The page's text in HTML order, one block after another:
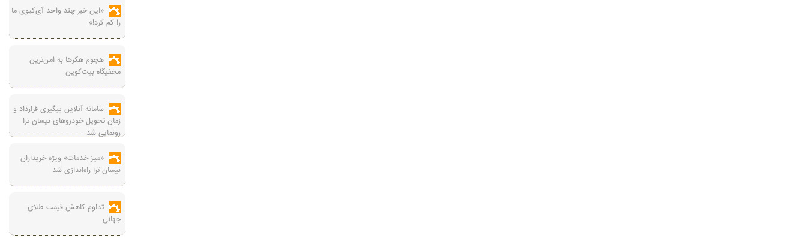
«این خبر چند واحد آی‌کیوی ما
را کم کرد!»
هجوم هکرها به امن‌ترین
مخفیگاه بیت‌کوین
سامانه آنلاین پیگیری قرارداد‌ و
زمان تحویل خودرو‌های نیسان ترا
رونمایی شد
«میز خدمات» ویژه خریداران
نیسان ترا راه‌اندازی شد
تداوم کاهش قیمت طلای
جهانی